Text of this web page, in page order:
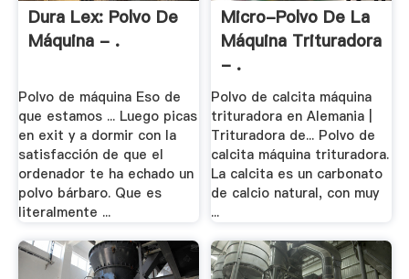
Dura Lex: Polvo De
Máquina - .
Polvo de máquina Eso de
que estamos ... Luego picas
en exit y a dormir con la
satisfacción de que el
ordenador te ha echado un
polvo bárbaro. Que es
literalmente ...
Micro-Polvo De La
Máquina Trituradora
- .
Polvo de calcita máquina
trituradora en Alemania |
Trituradora de... Polvo de
calcita máquina trituradora.
La calcita es un carbonato
de calcio natural, con muy
...